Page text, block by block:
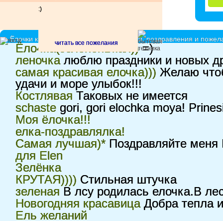
:)
читать все пожелания
Ёлочки красавицы - принимают подарки, поздравления и
Ёло4ка(зелёненЬкая))=)
леночкалюблю праздники и новых
самая красивая елочка))) Желаю
удачи и море улыбок!!!
Костлявая Таковых не имеется
schaste gori, gori elochka moya!
Моя ёлочка!!!
елка-поздравлялка!
Самая лучшая)* Поздравляйте меня
для Elen
Зелёнка
КРУТАЯ)))) Стильная штучка
зеленая В лсу родилась елочка.В
Новогодняя красавицаДобра тепла
Ель желаний